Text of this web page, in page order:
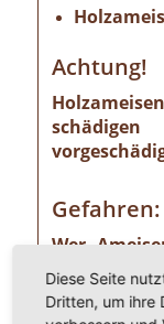
Achtung!
Gefahren:
Wer
sollte die
Diese Seite
Dritten, um ihre